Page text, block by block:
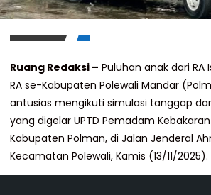
Ruang Redaksi – Puluhan anak dari
RA se-Kabupaten Polewali Mandar
antusias mengikuti simulasi tanggap
yang digelar UPTD Pemadam
Kabupaten Polman, di Jalan Jenderal
Kecamatan Polewali, Kamis (13/11/2025).